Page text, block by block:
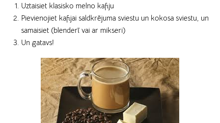
Uztaisiet klasisko melno kafiju
Pievienojiet kafijai saldkrējuma sviestu un kokosa sviestu, un
samaisiet (blenderī vai ar mikseri)
Un gatavs!